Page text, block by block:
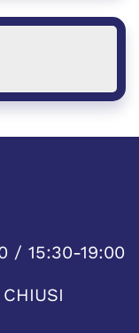
/ 15:30-19:00
CHIUSI